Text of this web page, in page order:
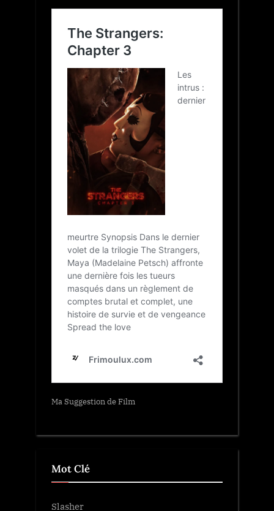
Ma Suggestion de Film
Mot Clé
Slasher